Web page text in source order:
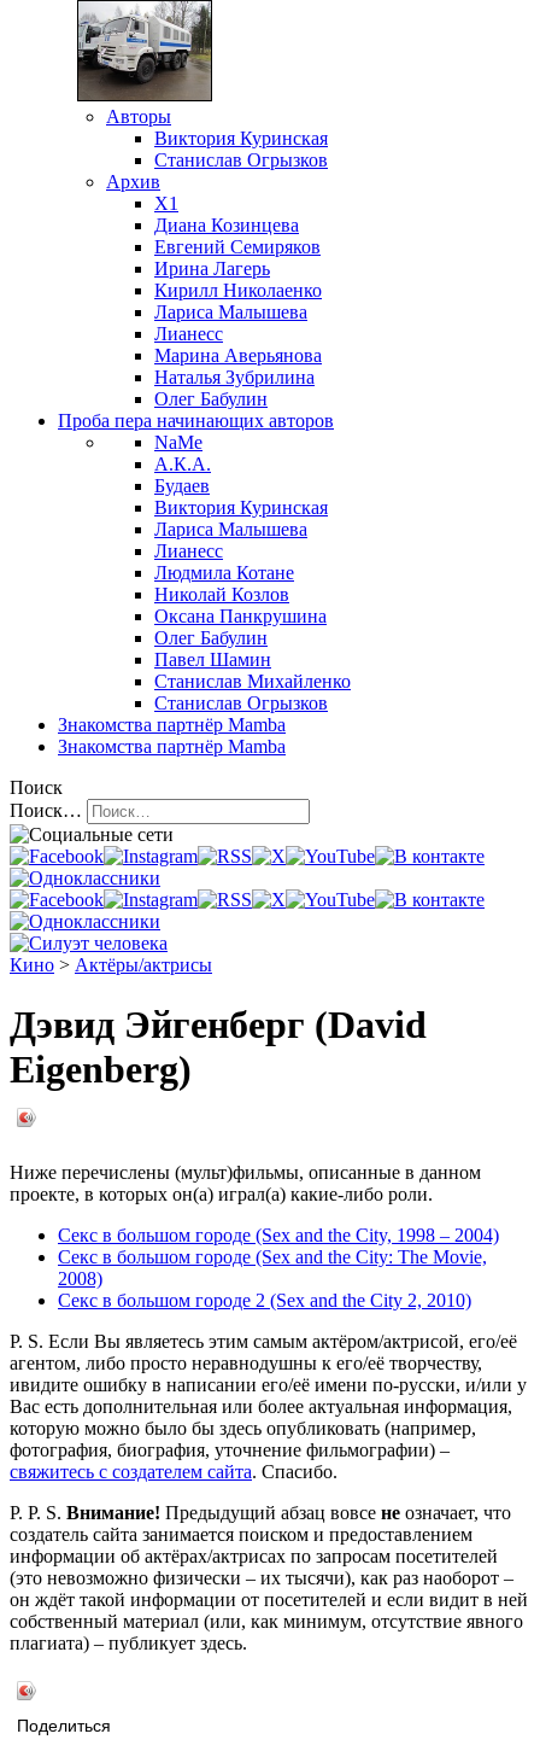
Авторы
Виктория Куринская
Станислав Огрызков
Архив
X1
Диана Козинцева
Евгений Семиряков
Ирина Лагерь
Кирилл Николаенко
Лариса Малышева
Лианесс
Марина Аверьянова
Наталья Зубрилина
Олег Бабулин
Проба пера начинающих авторов
NaMe
А.К.А.
Будаев
Виктория Куринская
Лариса Малышева
Лианесс
Людмила Котане
Николай Козлов
Оксана Панкрушина
Олег Бабулин
Павел Шамин
Станислав Михайленко
Станислав Огрызков
Знакомства партнёр Mamba
Знакомства партнёр Mamba
Поиск
Поиск…
Кино > Актёры/актрисы
Дэвид Эйгенберг (David
Eigenberg)
Ниже перечислены (мульт)фильмы, описанные в данном
проекте, в которых он(а) играл(а) какие-либо роли.
Секс в большом городе (Sex and the City, 1998 – 2004)
Секс в большом городе (Sex and the City: The Movie,
2008)
Секс в большом городе 2 (Sex and the City 2, 2010)
P. S. Если Вы являетесь этим самым актёром/актрисой, его/её
агентом, либо просто неравнодушны к его/её творчеству,
ивидите ошибку в написании его/её имени по-русски, и/или у
Вас есть дополнительная или более актуальная информация,
которую можно было бы здесь опубликовать (например,
фотография, биография, уточнение фильмографии) –
свяжитесь с создателем сайта. Спасибо.
P. P. S. Внимание! Предыдущий абзац вовсе не означает, что
создатель сайта занимается поиском и предоставлением
информации об актёрах/актрисах по запросам посетителей
(это невозможно физически – их тысячи), как раз наоборот –
он ждёт такой информации от посетителей и если видит в ней
собственный материал (или, как минимум, отсутствие явного
плагиата) – публикует здесь.
Поделиться